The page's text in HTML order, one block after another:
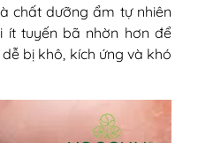
chất dưỡng ẩm tự nhiên
ít tuyến bã nhờn hơn để
bị khô, kích ứng và khó